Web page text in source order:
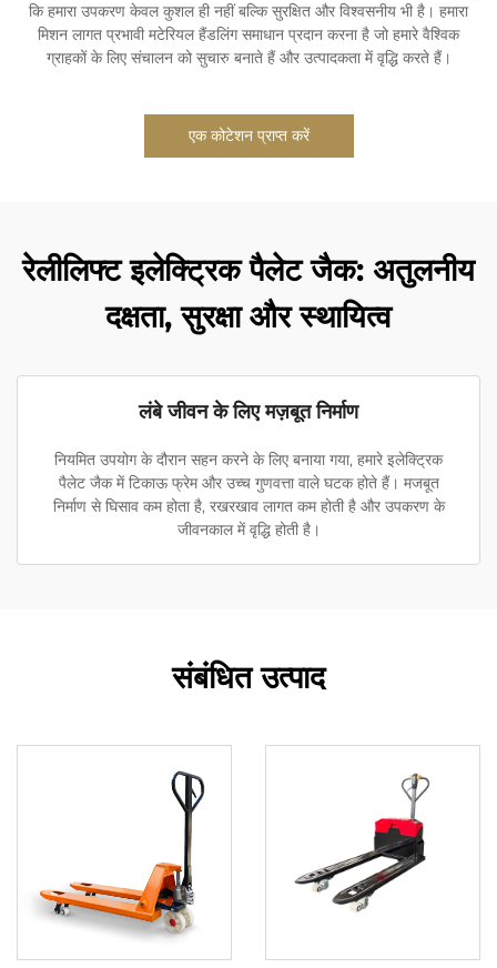
कि हमारा उपकरण केवल कुशल ही नहीं बल्कि सुरक्षित और विश्वसनीय भी है। हमारा
मिशन लागत प्रभावी मटेरियल हैंडलिंग समाधान प्रदान करना है जो हमारे वैश्विक
ग्राहकों के लिए संचालन को सुचारु बनाते हैं और उत्पादकता में वृद्धि करते हैं।
एक कोटेशन प्राप्त करें
रेलीलिफ्ट इलेक्ट्रिक पैलेट जैक: अतुलनीय
दक्षता, सुरक्षा और स्थायित्व
लंबे जीवन के लिए मज़बूत निर्माण
नियमित उपयोग के दौरान सहन करने के लिए बनाया गया, हमारे इलेक्ट्रिक
पैलेट जैक में टिकाऊ फ्रेम और उच्च गुणवत्ता वाले घटक होते हैं। मजबूत
निर्माण से घिसाव कम होता है, रखरखाव लागत कम होती है और उपकरण के
जीवनकाल में वृद्धि होती है।
संबंधित उत्पाद